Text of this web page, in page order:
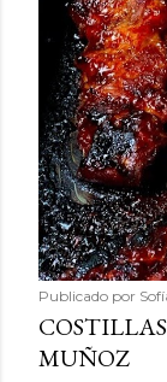
Publicado por
MUÑOZ